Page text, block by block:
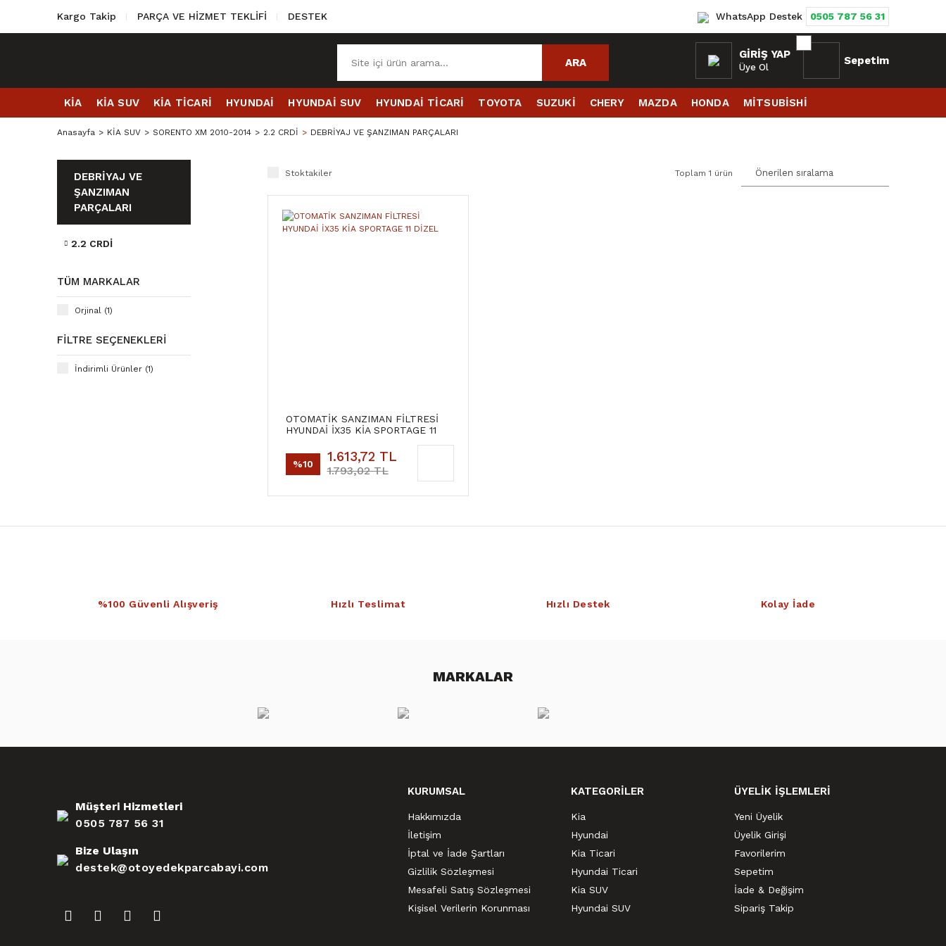
Kargo Takip PARÇA VE HİZMET TEKLİFİ DESTEK WhatsApp Destek 0505 787 56 31
ARA
GIRIŞ YAP
Üye Ol
Sepetim
KİA KİA SUV KİA TİCARİ HYUNDAİ HYUNDAİ SUV HYUNDAİ TİCARİ TOYOTA SUZUKİ CHERY MAZDA HONDA MİTSUBİSHİ
Anasayfa KİA SUV SORENTO XM 2010-2014 2.2 CRDİ DEBRİYAJ VE ŞANZIMAN PARÇALARI
DEBRİYAJ VE
ŞANZIMAN
PARÇALARI
2.2 CRDİ
TÜM MARKALAR
Orjinal (1)
FILTRE SEÇENEKLERI
İndirimli Ürünler (1)
Stoktakiler Toplam 1 ürün
OTOMATİK SANZIMAN FİLTRESİ
HYUNDAİ İX35 KİA SPORTAGE 11
%10
1.613,72 TL
1.793,02 TL
%100 Güvenli Alışveriş Hızlı Teslimat Hızlı Destek Kolay İade
MARKALAR
Müşteri Hizmetleri
0505 787 56 31
Bize Ulaşın
destek@otoyedekparcabayi.com
KURUMSAL
Hakkımızda
İletişim
İptal ve İade Şartları
Gizlilik Sözleşmesi
Mesafeli Satış Sözleşmesi
Kişisel Verilerin Korunması
KATEGORİLER
Kia
Hyundai
Kia Ticari
Hyundai Ticari
Kia SUV
Hyundai SUV
ÜYELİK İŞLEMLERİ
Yeni Üyelik
Üyelik Girişi
Favorilerim
Sepetim
İade & Değişim
Sipariş Takip